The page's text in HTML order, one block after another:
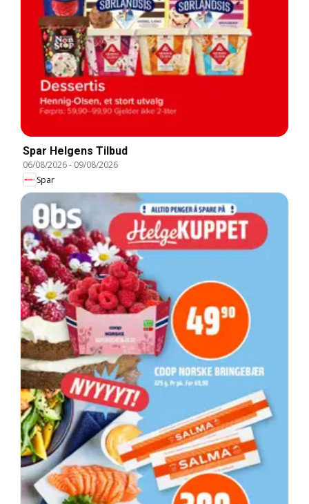
Spar Helgens Tilbud
06/08/2026- 09/08/2026
Spar